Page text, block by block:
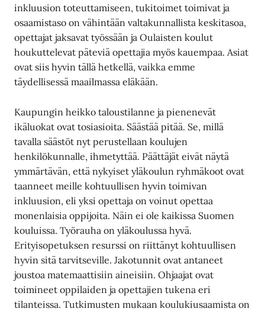
inkluusion toteuttamiseen, tukitoimet toimivat ja
osaamistaso on vähintään valtakunnallista keskitasoa,
opettajat jaksavat työssään ja Oulaisten koulut
houkuttelevat päteviä opettajia myös kauempaa. Asiat
ovat siis hyvin tällä hetkellä, vaikka emme
täydellisessä maailmassa eläkään.
Kaupungin heikko taloustilanne ja pienenevät
ikäluokat ovat tosiasioita. Säästää pitää. Se, millä
tavalla säästöt nyt perustellaan koulujen
henkilökunnalle, ihmetyttää. Päättäjät eivät näytä
ymmärtävän, että nykyiset yläkoulun ryhmäkoot ovat
taanneet meille kohtuullisen hyvin toimivan
inkluusion, eli yksi opettaja on voinut opettaa
monenlaisia oppijoita. Näin ei ole kaikissa Suomen
kouluissa. Työrauha on yläkoulussa hyvä.
Erityisopetuksen resurssi on riittänyt kohtuullisen
hyvin sitä tarvitseville. Jakotunnit ovat antaneet
joustoa matemaattisiin aineisiin. Ohjaajat ovat
toimineet oppilaiden ja opettajien tukena eri
tilanteissa. Tutkimusten mukaan koulukiusaamista on